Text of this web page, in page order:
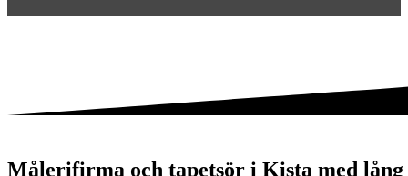
Målerifirma och tapetsör i Kista med lång